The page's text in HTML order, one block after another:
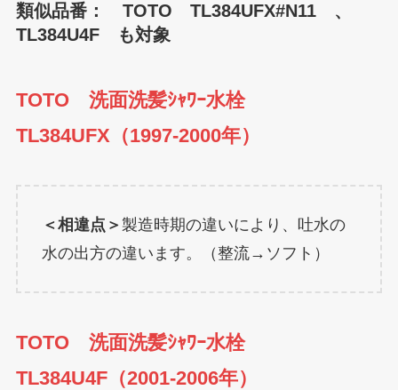
類似品番： TOTO TL384UFX#N11 、
TL384U4F も対象
TOTO 洗面洗髪ｼｬﾜｰ水栓
TL384UFX（1997-2000年）
＜相違点＞ 製造時期の違いにより、吐水の
水の出方の違います。（整流→ソフト）
TOTO 洗面洗髪ｼｬﾜｰ水栓
TL384U4F（2001-2006年）